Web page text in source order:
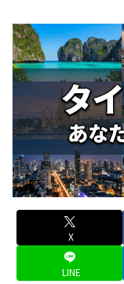
X
LINE